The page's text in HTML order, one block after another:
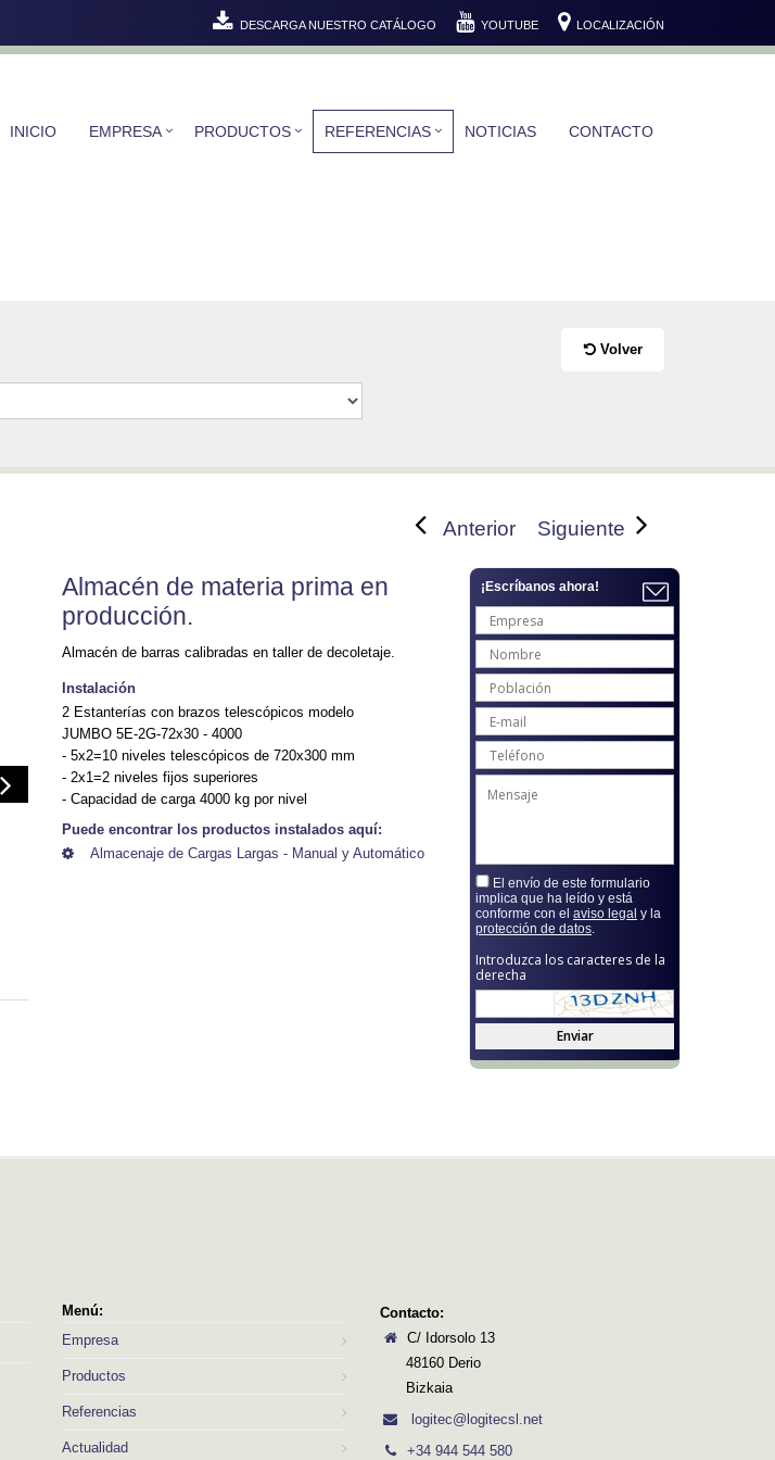
DESCARGA NUESTRO CATÁLOGO YOUTUBE LOCALIZACIÓN
INICIO EMPRESA PRODUCTOS REFERENCIAS NOTICIAS CONTACTO
Volver
Anterior Siguiente
Almacén de materia prima en
producción.
Almacén de barras calibradas en taller de decoletaje.
Instalación
2 Estanterías con brazos telescópicos modelo
JUMBO 5E-2G-72x30 - 4000
- 5x2=10 niveles telescópicos de 720x300 mm
- 2x1=2 niveles fijos superiores
- Capacidad de carga 4000 kg por nivel
Puede encontrar los productos instalados aquí:
Almacenaje de Cargas Largas - Manual y Automático
¡Escríbanos ahora!
El envío de este formulario
implica que ha leído y está
conforme con el aviso legal y la
protección de datos.
Introduzca los caracteres de la
derecha
Enviar
Menú:
Empresa
Productos
Referencias
Actualidad
Contacto:
C/ Idorsolo 13
48160 Derio
Bizkaia
logitec@logitecsl.net
+34 944 544 580